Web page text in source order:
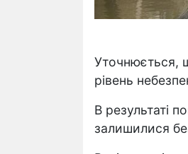
Уточнюється,
рівень
В результаті
залишилися